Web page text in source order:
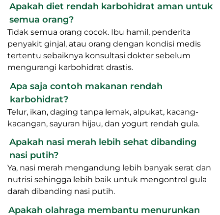
Apakah diet rendah karbohidrat aman untuk
semua orang?
Tidak semua orang cocok. Ibu hamil, penderita
penyakit ginjal, atau orang dengan kondisi medis
tertentu sebaiknya konsultasi dokter sebelum
mengurangi karbohidrat drastis.
Apa saja contoh makanan rendah
karbohidrat?
Telur, ikan, daging tanpa lemak, alpukat, kacang-
kacangan, sayuran hijau, dan yogurt rendah gula.
Apakah nasi merah lebih sehat dibanding
nasi putih?
Ya, nasi merah mengandung lebih banyak serat dan
nutrisi sehingga lebih baik untuk mengontrol gula
darah dibanding nasi putih.
Apakah olahraga membantu menurunkan